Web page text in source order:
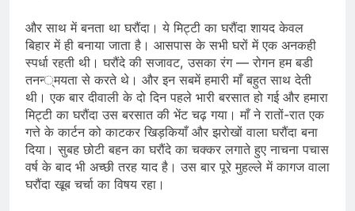
और साथ में बनता था घरौंदा। ये मिट्टी का घरौंदा शायद केवल
बिहार में ही बनाया जाता है। आसपास के सभी घरों में एक अनकही
स्पर्धा रहती थी। घरौंदे की सजावट, उसका रंग — रोगन हम बडी
तनन्‍्मयता से करते थे। और इन सबमें हमारी माँ बहुत साथ देती
थी। एक बार दीवाली के दो दिन पहले भारी बरसात हो गई और हमारा
मिट्टी का घरौंदा उस बरसात की भेंट चढ़ गया। माँ ने रातों-रात एक
गत्ते के कार्टन को काटकर खिड़कियाँ और झरोखों वाला घरौंदा बना
दिया। सुबह छोटी बहन का घरौंदे का चक्कर लगाते हुए नाचना पचास
वर्ष के बाद भी अच्छी तरह याद है। उस बार पूरे मुहल्ले में कागज वाला
घरौंदा खूब चर्चा का विषय रहा।